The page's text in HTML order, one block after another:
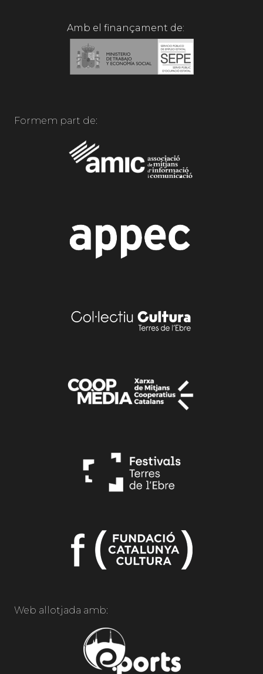
Amb el finançament de:
Formem part de:
Web allotjada amb: